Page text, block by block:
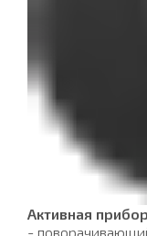
Активная
-